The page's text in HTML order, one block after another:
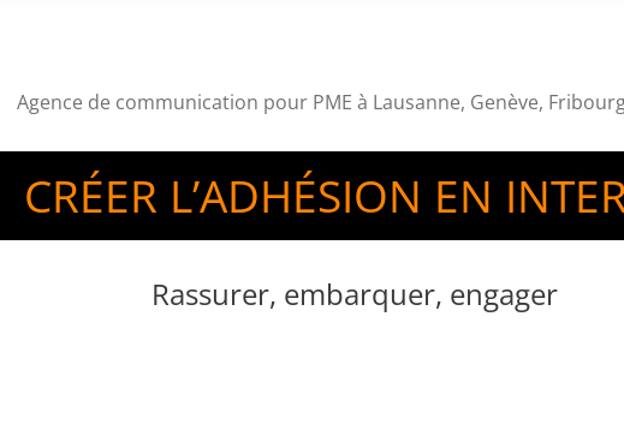
Agence de communication pour PME à Lausanne, Genève,
CRÉER L’ADHÉSION EN
Rassurer, embarquer, engager